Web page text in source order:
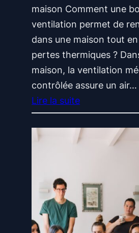
t
o
u
r
s
u
r
i
n
v
t
maison Comment une
ventilation permet de
dans une maison tout
pertes thermiques ?
maison, la ventilation
contrôlée assure un air…
Lire la suite
:
L
n
t